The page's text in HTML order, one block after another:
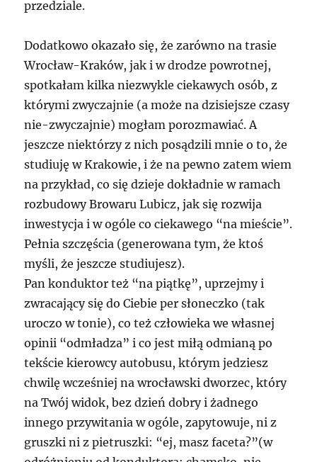
przedziale.
Dodatkowo okazało się, że zarówno na trasie
Wrocław-Kraków, jak i w drodze powrotnej,
spotkałam kilka niezwykle ciekawych osób, z
którymi zwyczajnie (a może na dzisiejsze czasy
nie-zwyczajnie) mogłam porozmawiać. A
jeszcze niektórzy z nich posądzili mnie o to, że
studiuję w Krakowie, i że na pewno zatem wiem
na przykład, co się dzieje dokładnie w ramach
rozbudowy Browaru Lubicz, jak się rozwija
inwestycja i w ogóle co ciekawego “na mieście”.
Pełnia szczęścia (generowana tym, że ktoś
myśli, że jeszcze studiujesz).
Pan konduktor też “na piątkę”, uprzejmy i
zwracający się do Ciebie per słoneczko (tak
uroczo w tonie), co też człowieka we własnej
opinii “odmładza” i co jest miłą odmianą po
tekście kierowcy autobusu, którym jedziesz
chwilę wcześniej na wrocławski dworzec, który
na Twój widok, bez dzień dobry i żadnego
innego przywitania w ogóle, zapytowuje, ni z
gruszki ni z pietruszki: “ej, masz faceta?”(w